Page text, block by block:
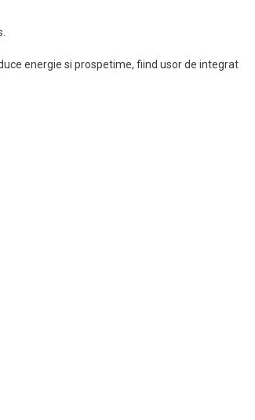
energie si prospetime, fiind usor de integrat